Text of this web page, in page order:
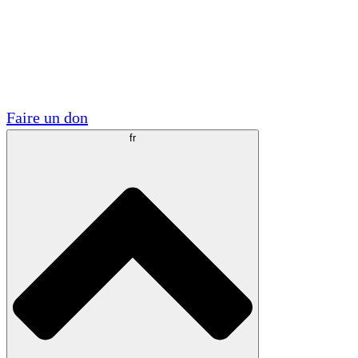
Faire un don
fr